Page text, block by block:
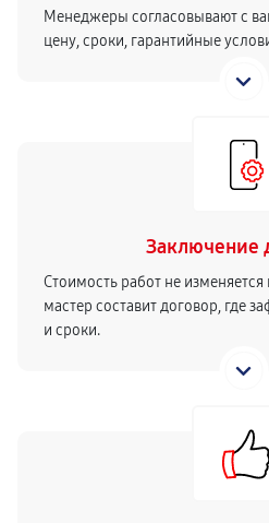
Менеджеры согласовывают с
цену, сроки, гарантийные
Заключение
Стоимость работ не изменяется
мастер составит договор, где
и сроки.